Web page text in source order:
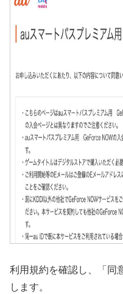
利用規約を確認し、「同
します。